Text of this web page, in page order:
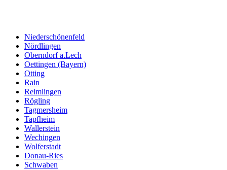
Niederschönenfeld
Nördlingen
Oberndorf a.Lech
Oettingen (Bayern)
Otting
Rain
Reimlingen
Rögling
Tagmersheim
Tapfheim
Wallerstein
Wechingen
Wolferstadt
Donau-Ries
Schwaben